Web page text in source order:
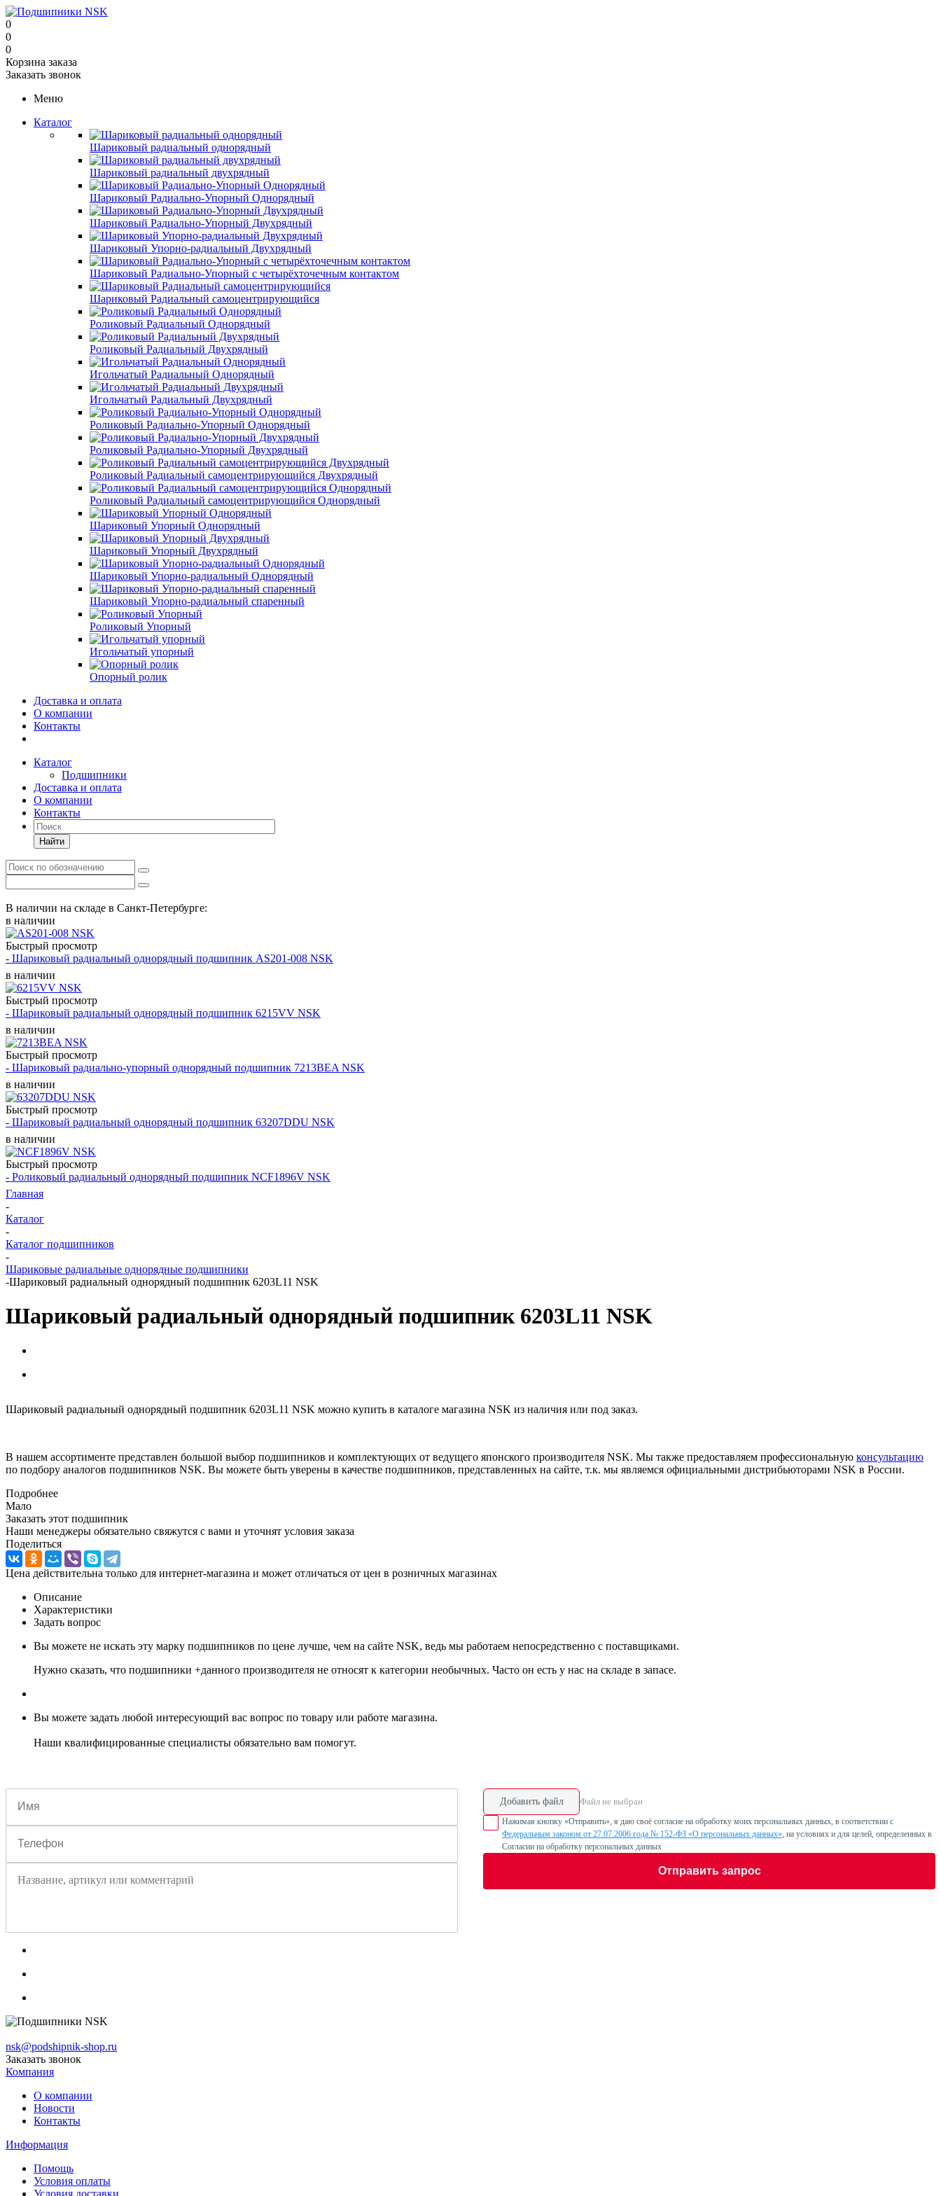
0
0
0
Корзина заказа
Заказать звонок
Меню
Каталог
Шариковый радиальный однорядный
Шариковый радиальный двухрядный
Шариковый Радиально-Упорный Однорядный
Шариковый Радиально-Упорный Двухрядный
Шариковый Упорно-радиальный Двухрядный
Шариковый Радиально-Упорный с четырёхточечным контактом
Шариковый Радиальный самоцентрирующийся
Роликовый Радиальный Однорядный
Роликовый Радиальный Двухрядный
Игольчатый Радиальный Однорядный
Игольчатый Радиальный Двухрядный
Роликовый Радиально-Упорный Однорядный
Роликовый Радиально-Упорный Двухрядный
Роликовый Радиальный самоцентрирующийся Двухрядный
Роликовый Радиальный самоцентрирующийся Однорядный
Шариковый Упорный Однорядный
Шариковый Упорный Двухрядный
Шариковый Упорно-радиальный Однорядный
Шариковый Упорно-радиальный спаренный
Роликовый Упорный
Игольчатый упорный
Опорный ролик
Доставка и оплата
О компании
Контакты
Каталог
Подшипники
Доставка и оплата
О компании
Контакты
Найти
В наличии на складе в Санкт-Петербурге:
в наличии
Быстрый просмотр
- Шариковый радиальный однорядный подшипник AS201-008 NSK
в наличии
Быстрый просмотр
- Шариковый радиальный однорядный подшипник 6215VV NSK
в наличии
Быстрый просмотр
- Шариковый радиально-упорный однорядный подшипник 7213BEA NSK
в наличии
Быстрый просмотр
- Шариковый радиальный однорядный подшипник 63207DDU NSK
в наличии
Быстрый просмотр
- Роликовый радиальный однорядный подшипник NCF1896V NSK
Главная
-
Каталог
-
Каталог подшипников
-
Шариковые радиальные однорядные подшипники
-Шариковый радиальный однорядный подшипник 6203L11 NSK
Шариковый радиальный однорядный подшипник 6203L11 NSK
Шариковый радиальный однорядный подшипник 6203L11 NSK можно купить в каталоге магазина NSK из наличия или под заказ.
В нашем ассортименте представлен большой выбор подшипников и комплектующих от ведущего японского производителя NSK. Мы также предоставляем профессиональную консультацию
по подбору аналогов подшипников NSK. Вы можете быть уверены в качестве подшипников, представленных на сайте, т.к. мы являемся официальными дистрибьюторами NSK в России.
Подробнее
Мало
Заказать этот подшипник
Наши менеджеры обязательно свяжутся с вами и уточнят условия заказа
Поделиться
Цена действительна только для интернет-магазина и может отличаться от цен в розничных магазинах
Описание
Характеристики
Задать вопрос
Вы можете не искать эту марку подшипников по цене лучше, чем на сайте NSK, ведь мы работаем непосредственно с поставщиками.
Нужно сказать, что подшипники +данного производителя не относят к категории необычных. Часто он есть у нас на складе в запасе.
Вы можете задать любой интересующий вас вопрос по товару или работе магазина.
Наши квалифицированные специалисты обязательно вам помогут.
Добавить файл Файл не выбран
Нажимая кнопку «Отправить», я даю своё согласие на обработку моих персональных данных, в соответствии с
Федеральным законом от 27.07.2006 года № 152-ФЗ «О персональных данных», на условиях и для целей, определенных в
Согласии на обработку персональных данных
Отправить запрос
nsk@podshipnik-shop.ru
Заказать звонок
Компания
О компании
Новости
Контакты
Информация
Помощь
Условия оплаты
Условия доставки